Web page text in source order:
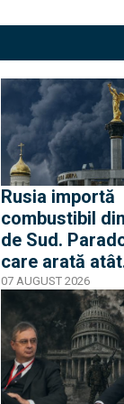
Rusia importă
combustibil
de Sud.
care arată atât
eficiența
ucrainene, cât
limitele
occidentale
07 AUGUST 2026
EXCLUSIV